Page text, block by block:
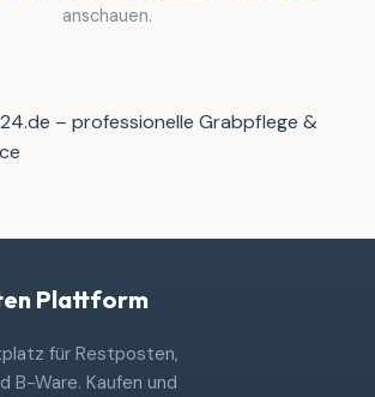
anschauen.
– professionelle Grabpflege &
Plattform
für Restposten,
B-Ware. Kaufen und